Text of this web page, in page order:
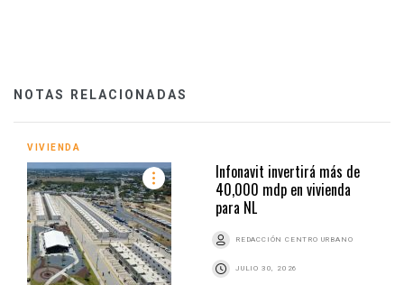
NOTAS RELACIONADAS
VIVIENDA
Infonavit invertirá más de
40,000 mdp en vivienda
para NL
REDACCIÓN CENTRO URBANO
JULIO 30, 2026